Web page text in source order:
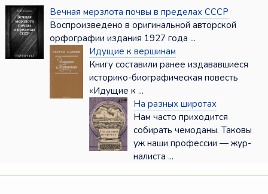
Вечная мерзлота почвы в пределах СССР
Воспроизведено в оригинальной авторской
орфографии издания 1927 года ...
Идущие к вершинам
Книгу составили ранее издававшиеся
историко-биографическая повесть
«Идущие к ...
На разных широтах
Нам часто приходится
собирать чемо­даны. Таковы
уж наши профессии — жур­
налиста ...